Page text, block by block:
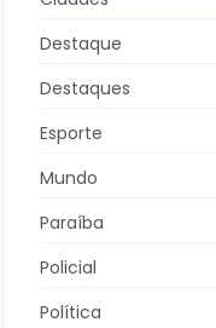
Destaque
Destaques
Esporte
Mundo
Paraíba
Policial
Política